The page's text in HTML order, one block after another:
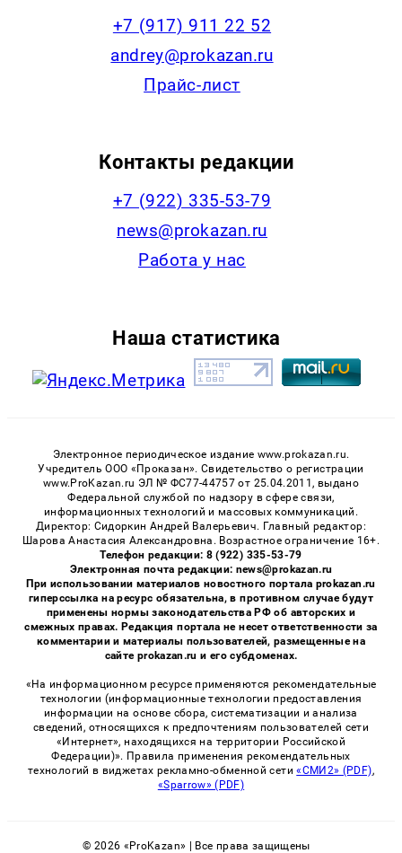
+7 (917) 911 22 52
andrey@prokazan.ru
Прайс-лист
Контакты редакции
+7 (922) 335-53-79
news@prokazan.ru
Работа у нас
Наша статистика
Электронное периодическое издание www.prokazan.ru.
Учредитель ООО «Проказан». Cвидетельство о регистрации
www.ProKazan.ru ЭЛ № ФС77-44757 от 25.04.2011, выдано
Федеральной службой по надзору в сфере связи,
информационных технологий и массовых коммуникаций.
Директор: Сидоркин Андрей Валерьевич. Главный редактор:
Шарова Анастасия Александровна. Возрастное ограничение 16+.
Телефон редакции: 8 (922) 335-53-79
Электронная почта редакции: news@prokazan.ru
При использовании материалов новостного портала prokazan.ru
гиперссылка на ресурс обязательна, в противном случае будут
применены нормы законодательства РФ об авторских и
смежных правах. Редакция портала не несет ответственности за
комментарии и материалы пользователей, размещенные на
сайте prokazan.ru и его субдоменах.
«На информационном ресурсе применяются рекомендательные
технологии (информационные технологии предоставления
информации на основе сбора, систематизации и анализа
сведений, относящихся к предпочтениям пользователей сети
«Интернет», находящихся на территории Российской
Федерации)». Правила применения рекомендательных
технологий в виджетах рекламно-обменной сети«СМИ2» (PDF),
«Sparrow» (PDF)
© 2026 «ProKazan» | Все права защищены